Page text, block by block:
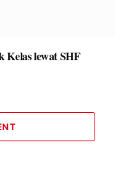
Kelas lewat SHF